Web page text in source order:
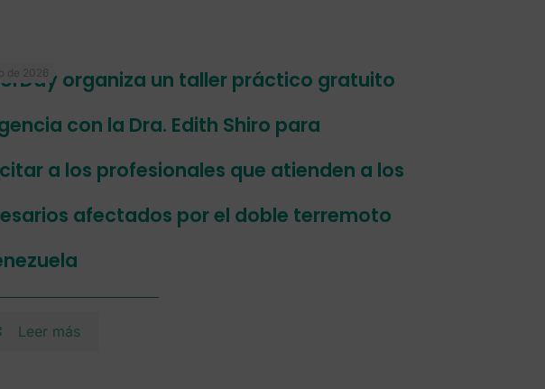
de 2026
organiza un taller práctico gratuito
con la Dra. Edith Shiro para
a los profesionales que atienden a los
afectados por el doble terremoto
Leer más